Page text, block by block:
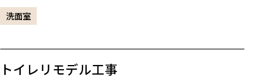
洗面室
トイレリモデル工事